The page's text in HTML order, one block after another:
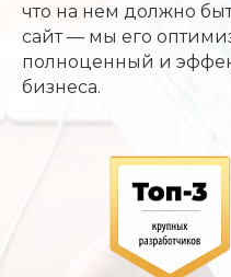
что на нем должно
сайт — мы его
полноценный и
бизнеса.